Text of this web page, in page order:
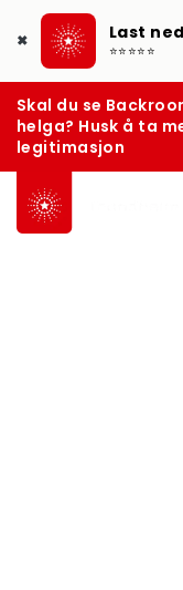
✖ Last
⭐⭐⭐⭐⭐
Skal du se
helga? Husk å ta
legitimasjon